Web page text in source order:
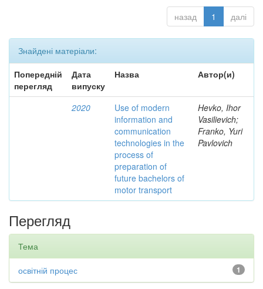
назад 1 далі
Знайдені матеріали:
Попередній
перегляд
Дата
випуску
Назва Автор(и)
2020
Use of modern
information and
communication
technologies in the
process of
preparation of
future bachelors of
motor transport
Hevko, Ihor
Vasilievich;
Franko, Yuri
Pavlovich
Перегляд
Тема
1
освітній процес